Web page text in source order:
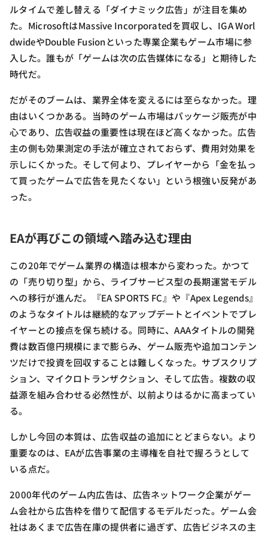
ルタイムで差し替える「ダイナミック広告」が注目を集め
た。MicrosoftはMassive Incorporatedを買収し、IGA Worl
dwideやDouble Fusionといった専業企業もゲーム市場に参
入した。誰もが「ゲームは次の広告媒体になる」と期待した
時代だ。
だがそのブームは、業界全体を変えるには至らなかった。理
由はいくつかある。当時のゲーム市場はパッケージ販売が中
心であり、広告収益の重要性は現在ほど高くなかった。広告
主の側も効果測定の手法が確立されておらず、費用対効果を
示しにくかった。そして何より、プレイヤーから「金を払っ
て買ったゲームで広告を見たくない」という根強い反発があ
った。
EAが再びこの領域へ踏み込む理由
この20年でゲーム業界の構造は根本から変わった。かつて
の「売り切り型」から、ライブサービス型の長期運営モデル
への移行が進んだ。『EA SPORTS FC』や『Apex Legends』
のようなタイトルは継続的なアップデートとイベントでプレ
イヤーとの接点を保ち続ける。同時に、AAAタイトルの開発
費は数百億円規模にまで膨らみ、ゲーム販売や追加コンテン
ツだけで投資を回収することは難しくなった。サブスクリプ
ション、マイクロトランザクション、そして広告。複数の収
益源を組み合わせる必然性が、以前よりはるかに高まってい
る。
しかし今回の本質は、広告収益の追加にとどまらない。より
重要なのは、EAが広告事業の主導権を自社で握ろうとして
いる点だ。
2000年代のゲーム内広告は、広告ネットワーク企業がゲー
ム会社から広告枠を借りて配信するモデルだった。ゲーム会
社はあくまで広告在庫の提供者に過ぎず、広告ビジネスの主